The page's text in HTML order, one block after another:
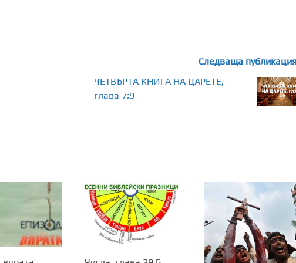
Следваща
ЧЕТВЪРТА КНИГА НА ЦАРЕТЕ,
глава 7:9